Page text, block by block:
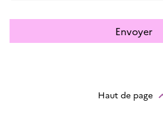
Envoyer
Haut de page